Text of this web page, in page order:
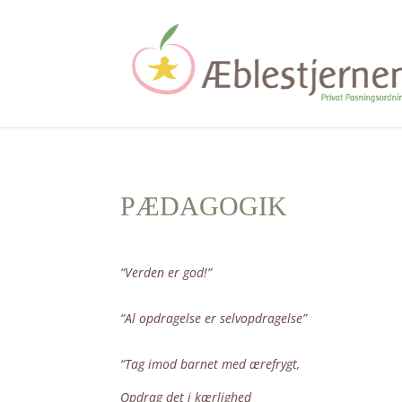
PÆDAGOGIK
“Verden er god!”
“Al opdragelse er selvopdragelse”
“Tag imod barnet med ærefrygt,
Opdrag det i kærlighed